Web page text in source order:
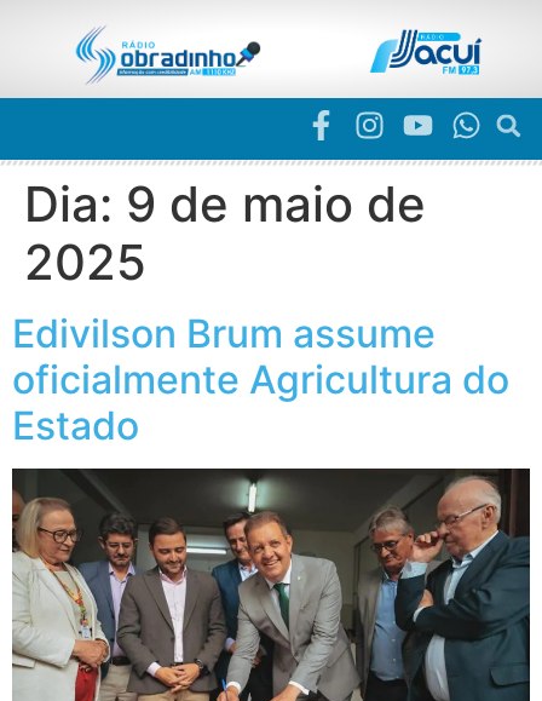
Dia: 9 de maio de
2025
Edivilson Brum assume
oficialmente Agricultura do
Estado